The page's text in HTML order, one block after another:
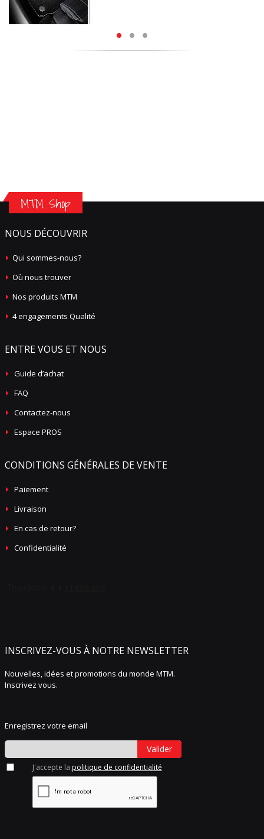
MTM Shop
NOUS DÉCOUVRIR
Qui sommes-nous?
Où nous trouver
Nos produits MTM
4 engagements Qualité
ENTRE VOUS ET NOUS
Guide d’achat
FAQ
Contactez-nous
Espace PROS
CONDITIONS GÉNÉRALES DE VENTE
Paiement
Livraison
En cas de retour?
Confidentialité
INSCRIVEZ-VOUS À NOTRE NEWSLETTER
Nouvelles, idées et promotions du monde MTM.
Inscrivez vous.
Enregistrez votre email
Valider
J'accepte la politique de confidentialité